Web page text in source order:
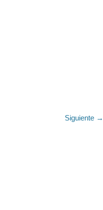
Siguiente →